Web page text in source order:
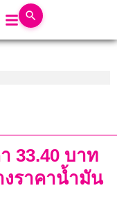
33.40 บาท
ราคาน้ำมัน